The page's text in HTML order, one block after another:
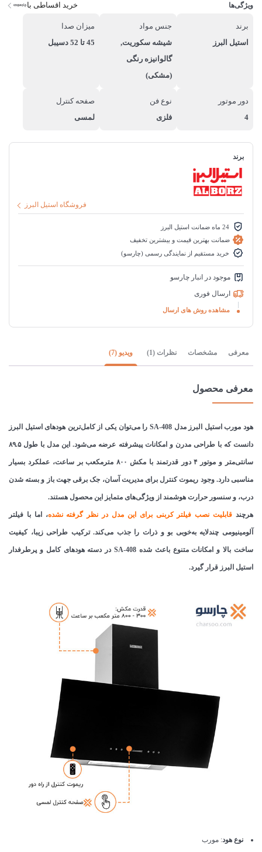
ویژگی‌ها خرید اقساطی با
برند
استیل البرز
جنس مواد
شیشه سکوریت,
گالوانیزه رنگی
(مشکی)
میزان صدا
45 تا 52 دسیبل
دور موتور
4
نوع فن
فلزی
صفحه کنترل
لمسی
برند
فروشگاه استیل البرز
24 ماه ضمانت استیل البرز
ضمانت بهترین قیمت و بیشترین تخفیف
خرید مستقیم از نمایندگی رسمی (چارسو)
موجود در انبار چارسو
ارسال فوری
مشاهده روش های ارسال
معرفی مشخصات نظرات (1) ویدیو (7)
معرفی محصول
هود مورب استیل البرز مدل SA-408 را می‌توان یکی از کامل‌ترین هودهای استیل البرز
دانست که با طراحی مدرن و امکانات پیشرفته عرضه می‌شود. این مدل با طول ۸۹.۵
سانتی‌متر و موتور ۴ دور قدرتمند با مکش ۸۰۰ مترمکعب بر ساعت، عملکرد بسیار
مناسبی دارد. وجود ریموت کنترل برای مدیریت آسان، جک برقی جهت باز و بسته شدن
درب، و سنسور حرارت هوشمند از ویژگی‌های متمایز این محصول هستند.
هرچند قابلیت نصب فیلتر کربنی برای این مدل در نظر گرفته نشده، اما با فیلتر
آلومینیومی چندلایه به‌خوبی بو و ذرات را جذب می‌کند. ترکیب طراحی زیبا، کیفیت
ساخت بالا و امکانات متنوع باعث شده SA-408 در دسته هودهای کامل و پرطرفدار
استیل البرز قرار گیرد.
نوع هود: مورب